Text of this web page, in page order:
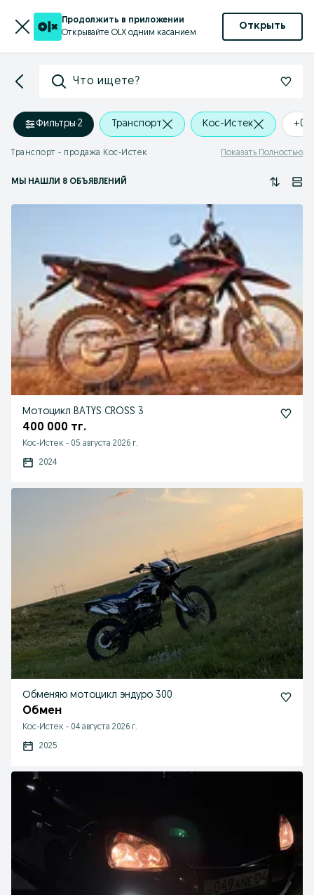
Продолжить в приложении
Открывайте OLX одним касанием
Открыть
Что ищете?
Фильтры·2 Транспорт Кос-Истек +0
Транспорт - продажа Кос-Истек Показать Полностью
МЫ НАШЛИ 8 ОБЪЯВЛЕНИЙ
Мотоцикл BATYS CROSS 3
400 000 тг.
Кос-Истек - 05 августа 2026 г.
2024
Обменяю мотоцикл эндуро 300
Обмен
Кос-Истек - 04 августа 2026 г.
2025